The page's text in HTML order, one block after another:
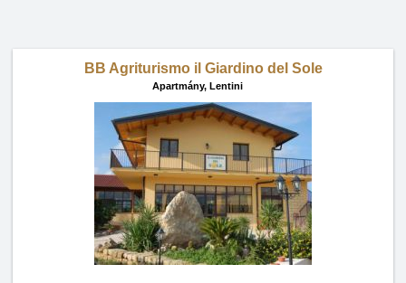
BB Agriturismo il Giardino del Sole
Apartmány, Lentini